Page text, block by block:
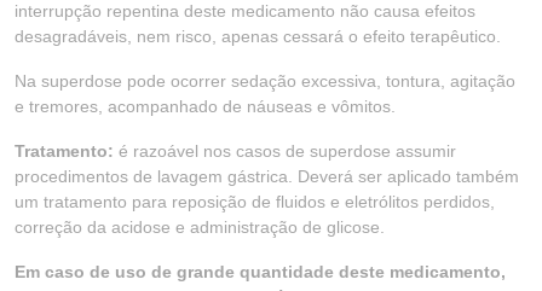
interrupção repentina deste medicamento não causa efeitos
desagradáveis, nem risco, apenas cessará o efeito terapêutico.
Na superdose pode ocorrer sedação excessiva, tontura, agitação
e tremores, acompanhado de náuseas e vômitos.
Tratamento: é razoável nos casos de superdose assumir
procedimentos de lavagem gástrica. Deverá ser aplicado também
um tratamento para reposição de fluidos e eletrólitos perdidos,
correção da acidose e administração de glicose.
Em caso de uso de grande quantidade deste medicamento,